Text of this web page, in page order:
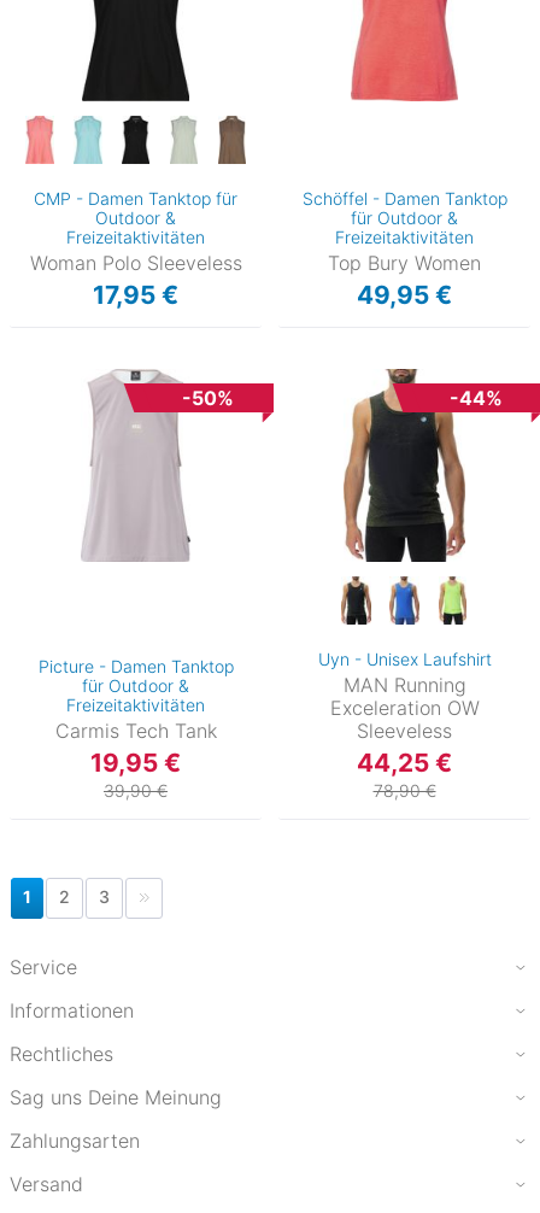
CMP - Damen Tanktop für
Outdoor &
Freizeitaktivitäten
Woman Polo Sleeveless
17,95 €
Schöffel - Damen Tanktop
für Outdoor &
Freizeitaktivitäten
Top Bury Women
49,95 €
-50%
Picture - Damen Tanktop
für Outdoor &
Freizeitaktivitäten
Carmis Tech Tank
19,95 €
39,90 €
-44%
Uyn - Unisex Laufshirt
MAN Running
Exceleration OW
Sleeveless
44,25 €
78,90 €
1 2 3
Service
Informationen
Rechtliches
Sag uns Deine Meinung
Zahlungsarten
Versand